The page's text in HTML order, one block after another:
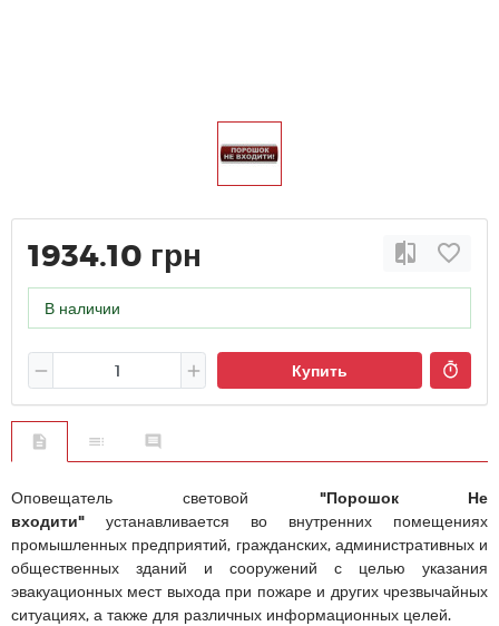
1934.10 грн
В наличии
Купить
Оповещатель световой "Порошок Не
входити" устанавливается во внутренних помещениях
промышленных предприятий, гражданских, административных и
общественных зданий и сооружений с целью указания
эвакуационных мест выхода при пожаре и других чрезвычайных
ситуациях, а также для различных информационных целей.